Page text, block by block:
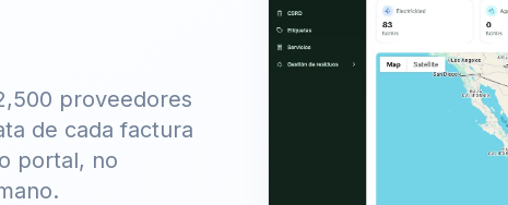
proveedores
de cada factura
portal, no